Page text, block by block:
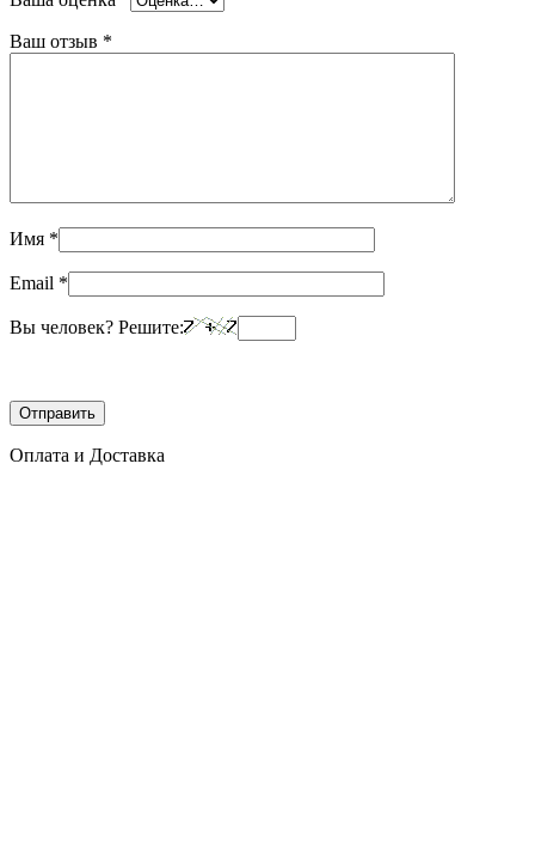
Ваш отзыв *
Имя *
Email *
Вы человек? Решите:
Оплата и Доставка